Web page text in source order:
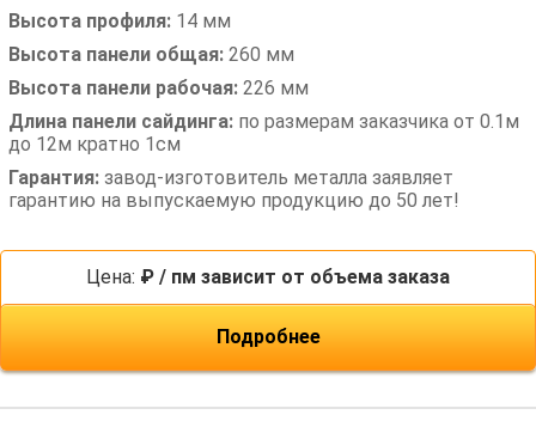
Высота профиля: 14 мм
Высота панели общая: 260 мм
Высота панели рабочая: 226 мм
Длина панели сайдинга: по размерам заказчика от 0.1м
до 12м кратно 1см
Гарантия: завод-изготовитель металла заявляет
гарантию на выпускаемую продукцию до 50 лет!
Цена: ₽ / пм зависит от объема заказа
Подробнее